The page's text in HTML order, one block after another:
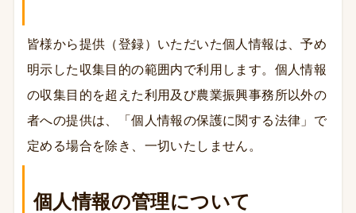
皆様から提供（登録）いただいた個人情報は、予め
明示した収集目的の範囲内で利用します。個人情報
の収集目的を超えた利用及び農業振興事務所以外の
者への提供は、「個人情報の保護に関する法律」で
定める場合を除き、一切いたしません。
個人情報の管理について